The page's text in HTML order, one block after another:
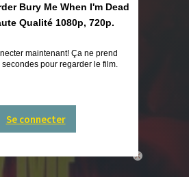
close
Bury Me When I'm Dead
Qualité 1080p, 720p.
maintenant! Ça ne prend
secondes pour regarder le film.
Se connecter